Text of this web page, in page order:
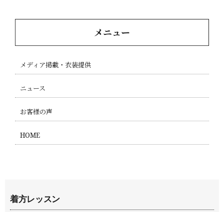
メニュー
メディア掲載・衣装提供
ニュース
お客様の声
HOME
着方レッスン